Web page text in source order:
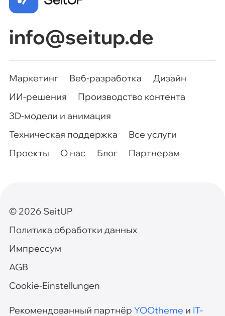
Маркетинг Веб-разработка
Дизайн
ИИ-решения
Производство контента
3D-модели и анимация
Техническая поддержка
Все услуги
Проекты
О нас Блог Партнерам
© 2026SeitUP
Политика обработки данных
Импрессум
AGB
Cookie-Einstellungen
Рекомендованный партнёр YOOtheme и IT-